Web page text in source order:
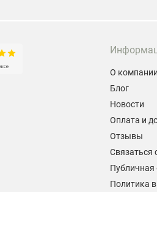
О компании
Блог
Новости
Оплата и
Отзывы
Связаться
Публичная
Политика